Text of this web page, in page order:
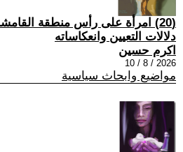
(20) امرأة على رأس منطقة
دلالات التعيين وانعكاساته
اكرم حسين
2026 / 8 / 10
مواضيع وابحاث سياسية